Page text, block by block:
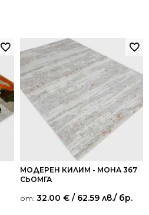
МОДЕРЕН КИЛИМ - МОНА 367
СЬОМГА
от: 32.00 € / 62.59 лв./ бр.